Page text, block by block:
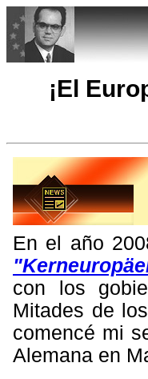
¡El
En el año
con los
Mitades de
comencé mi
Alemana en